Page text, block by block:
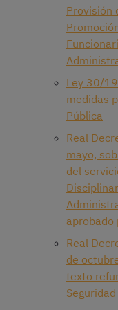
Provisión
Ley 30/
medidas
Pública
Real
mayo,
del
aprobado
Real
de
texto